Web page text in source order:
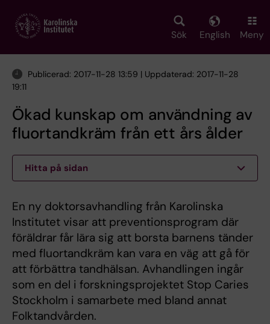
main
Sök English Meny
Publicerad: 2017-11-28 13:59 | Uppdaterad: 2017-11-28
19:11
Ökad kunskap om användning av
fluortandkräm från ett års ålder
Hitta på sidan
En ny doktorsavhandling från Karolinska
Institutet visar att preventionsprogram där
föräldrar får lära sig att borsta barnens tänder
med fluortandkräm kan vara en väg att gå för
att förbättra tandhälsan. Avhandlingen ingår
som en del i forskningsprojektet Stop Caries
Stockholm i samarbete med bland annat
Folktandvården.